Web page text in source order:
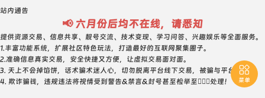

菜单
站内通告
📢 六月份后均不在线，请悉知
提供资源交易、信息共享、靓号交流、技术变现、学习问答、兴趣娱乐等全面服务。
1.丰富功能系统，扩展社区特色玩法，打造最好的互联网聚集圈子。
2.准确信息真实交易，安全快捷又方便，让虚拟交易面对面。
3. 天上不会掉馅饼，话术骗术迷人心，切勿脱离平台线下交易，被骗与平台无关！
4. 欺诈骗钱，违规违法将视情受到警告&禁言&封号甚至检举至👮🏻‍♀️处理！